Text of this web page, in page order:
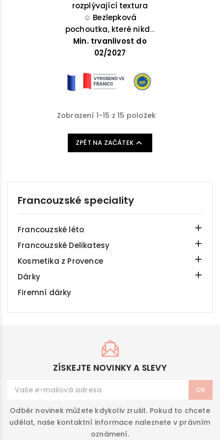
rozplývající textura
☺️ Bezlepková
pochoutka, které nikdo
neodolá
Min. trvanlivost do
02/2027
Zobrazení 1-15 z 15 položek
ZPĚT NA ZAČÁTEK 
Francouzské speciality
Francouzské léto 
Francouzské Delikatesy 
Kosmetika z Provence 
Dárky 
Firemní dárky
ZÍSKEJTE NOVINKY A SLEVY
Odběr novinek můžete kdykoliv zrušit. Pokud to chcete
udělat, naše kontaktní informace naleznete v právním
oznámení.